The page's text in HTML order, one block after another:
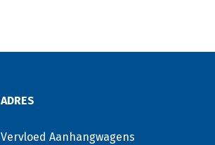
ADRES
Vervloed Aanhangwagens